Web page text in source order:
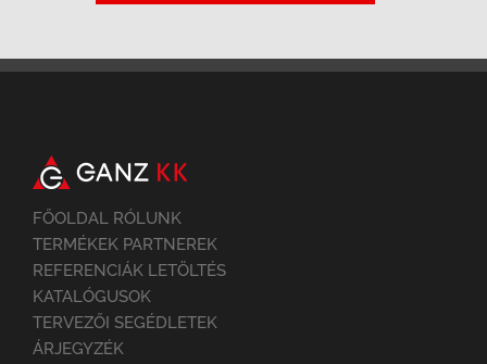
FŐOLDAL RÓLUNK
TERMÉKEK PARTNEREK
REFERENCIÁK LETÖLTÉS
KATALÓGUSOK
TERVEZŐI SEGÉDLETEK
ÁRJEGYZÉK